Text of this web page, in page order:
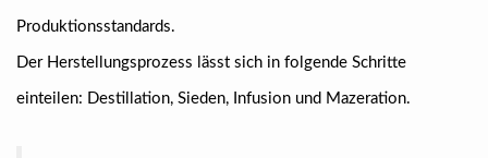
Produktionsstandards.
Der Herstellungsprozess lässt sich in folgende Schritte
einteilen: Destillation, Sieden, Infusion und Mazeration.